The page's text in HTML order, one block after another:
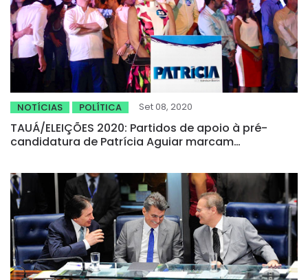
NOTÍCIAS POLÍTICA Set 08, 2020
TAUÁ/ELEIÇÕES 2020: Partidos de apoio à pré-
candidatura de Patrícia Aguiar marcam